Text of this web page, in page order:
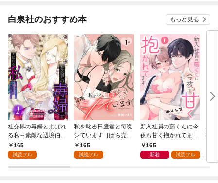
白泉社のおすすめ本 もっと見る
社交界の毒婦とよばれ
る私～素敵な辺境伯令
息に腕を折られたの
で、責任とってもらい
第1話
165
試読フル
私を叱る日鷹君と毎晩
シています［ばら売
り］ 第1話
165
試読フル
新入社員の藤くんに今
夜も甘く抱かれてます
［ばら売り］ 第1話
165
新着 試読フル
導
し
下